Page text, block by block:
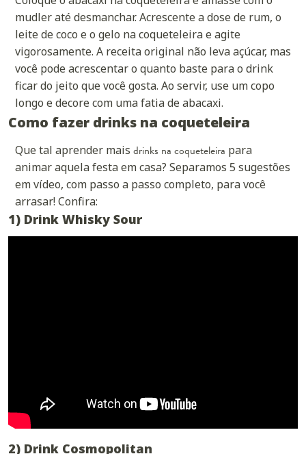
mudleraté desmanchar. Acrescente a dose de rum, o
leite de coco e o gelo na coqueteleira e agite
vigorosamente. A receita original não leva açúcar, mas
você pode acrescentar o quanto baste para o drink
ficar do jeito que você gosta. Ao servir, use um copo
longo e decore com uma fatia de abacaxi.
Como fazer drinks na coqueteleira
Que tal aprender mais drinks na coqueteleira para
animar aquela festa em casa? Separamos 5 sugestões
em vídeo, com passo a passo completo, para você
arrasar! Confira:
1) Drink Whisky Sour
2) Drink Cosmopolitan